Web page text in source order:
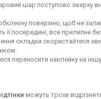
шар поступово зверху
поверхню, щоб не
її посередині, все прилипне
складки скористайтеся
переносити наклейку на
можуть трохи